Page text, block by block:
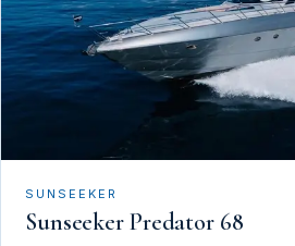
SUNSEEKER
Sunseeker Predator 68